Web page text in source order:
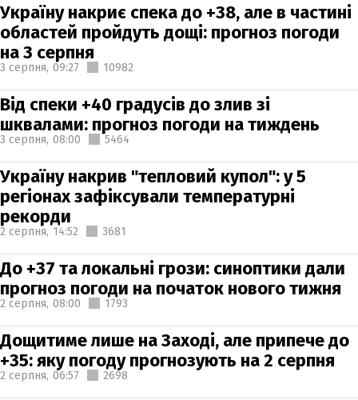
Україну накриє спека до +38, але в частині
областей пройдуть дощі: прогноз погоди
на 3 серпня
3 серпня, 09:27 10982
Від спеки +40 градусів до злив зі
шквалами: прогноз погоди на тиждень
3 серпня, 08:00 5464
Україну накрив "тепловий купол": у 5
регіонах зафіксували температурні
рекорди
2 серпня, 14:52 3681
До +37 та локальні грози: синоптики дали
прогноз погоди на початок нового тижня
2 серпня, 08:00 1793
Дощитиме лише на Заході, але припече до
+35: яку погоду прогнозують на 2 серпня
2 серпня, 06:57 2698